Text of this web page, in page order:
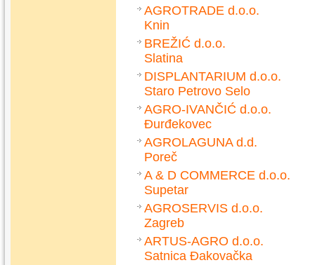
AGROTRADE d.o.o.
Knin
BREŽIĆ d.o.o.
Slatina
DISPLANTARIUM d.o.o.
Staro Petrovo Selo
AGRO-IVANČIĆ d.o.o.
Đurđekovec
AGROLAGUNA d.d.
Poreč
A & D COMMERCE d.o.o.
Supetar
AGROSERVIS d.o.o.
Zagreb
ARTUS-AGRO d.o.o.
Satnica Đakovačka